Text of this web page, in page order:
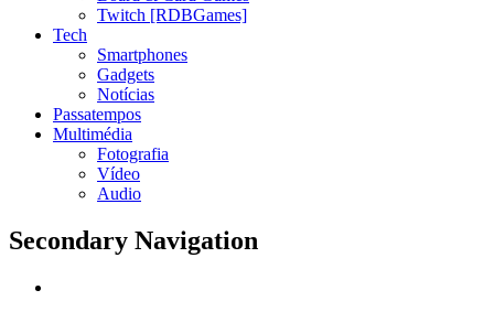
Twitch [RDBGames]
Tech
Smartphones
Gadgets
Notícias
Passatempos
Multimédia
Fotografia
Vídeo
Audio
Secondary Navigation